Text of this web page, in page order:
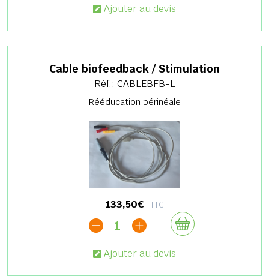
Ajouter au devis
Cable biofeedback / Stimulation
Réf.: CABLEBFB-L
Rééducation périnéale
133,50€ TTC
1
Ajouter au devis